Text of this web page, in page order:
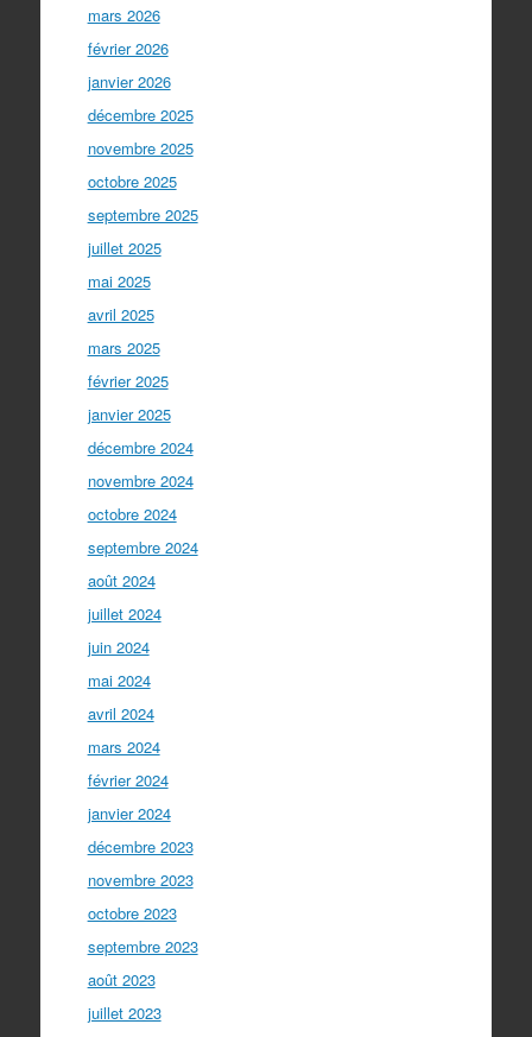
mars 2026
février 2026
janvier 2026
décembre 2025
novembre 2025
octobre 2025
septembre 2025
juillet 2025
mai 2025
avril 2025
mars 2025
février 2025
janvier 2025
décembre 2024
novembre 2024
octobre 2024
septembre 2024
août 2024
juillet 2024
juin 2024
mai 2024
avril 2024
mars 2024
février 2024
janvier 2024
décembre 2023
novembre 2023
octobre 2023
septembre 2023
août 2023
juillet 2023